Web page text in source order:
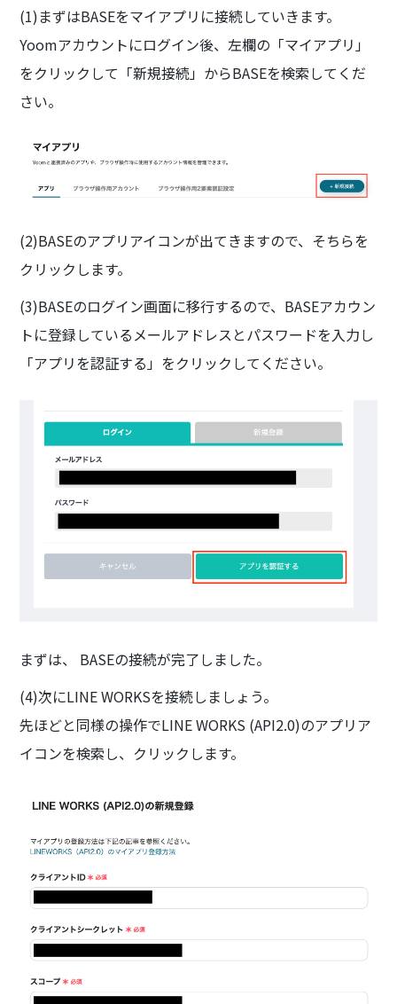
(1)まずはBASEをマイアプリに接続していきます。
Yoomアカウントにログイン後、左欄の「マイアプリ」
をクリックして「新規接続」からBASEを検索してくだ
さい。
(2)BASEのアプリアイコンが出てきますので、そちらを
クリックします。
(3)BASEのログイン画面に移行するので、BASEアカウン
トに登録しているメールアドレスとパスワードを入力し
「アプリを認証する」をクリックしてください。
まずは、 BASEの接続が完了しました。
(4)次にLINE WORKSを接続しましょう。
先ほどと同様の操作でLINE WORKS (API2.0)のアプリア
イコンを検索し、クリックします。